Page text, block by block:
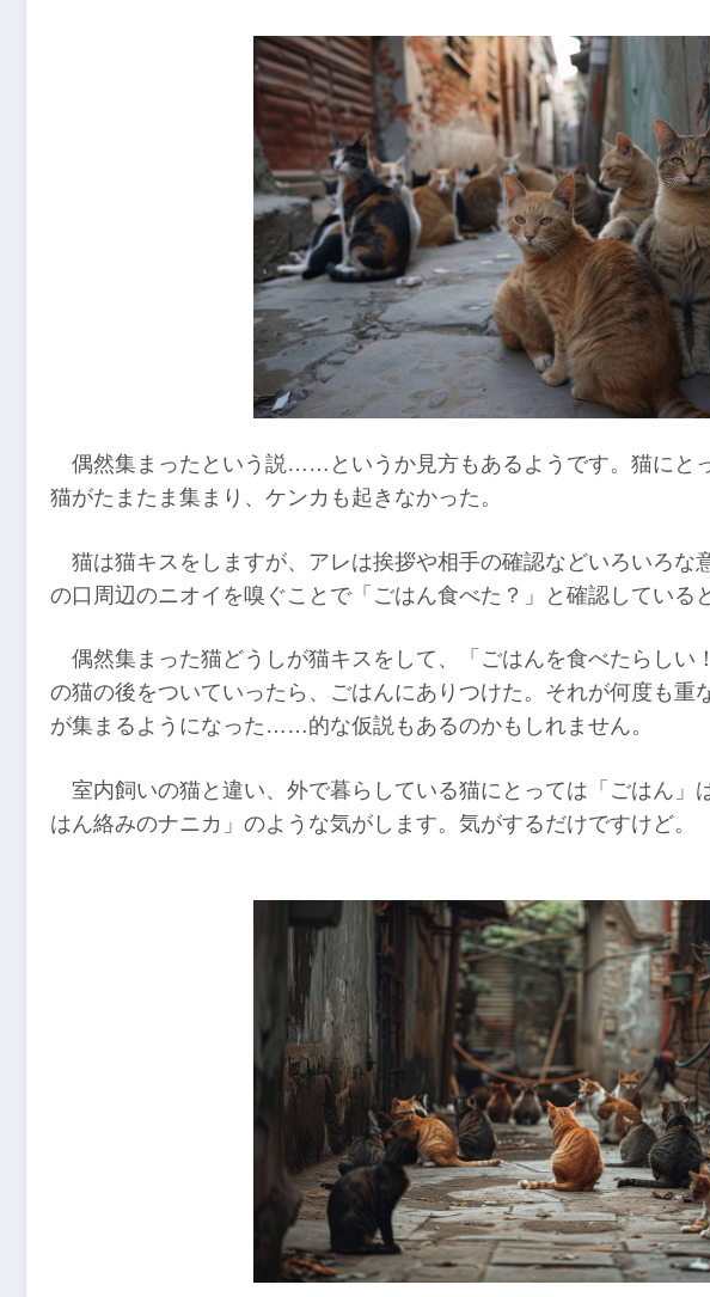
偶然集まったという説……というか見方もあるようです。猫にと
猫がたまたま集まり、ケンカも起きなかった。
猫は猫キスをしますが、アレは挨拶や相手の確認などいろいろな
の口周辺のニオイを嗅ぐことで「ごはん食べた？」と確認している
偶然集まった猫どうしが猫キスをして、「ごはんを食べたらしい
の猫の後をついていったら、ごはんにありつけた。それが何度も重
が集まるようになった……的な仮説もあるのかもしれません。
室内飼いの猫と違い、外で暮らしている猫にとっては「ごはん」
はん絡みのナニカ」のような気がします。気がするだけですけど。